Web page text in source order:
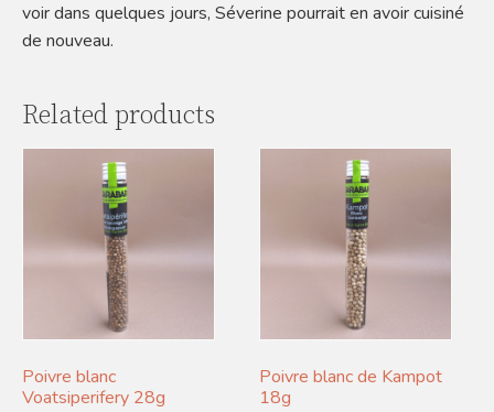
voir dans quelques jours, Séverine pourrait en avoir cuisiné
de nouveau.
Related products
Poivre blanc
Voatsiperifery 28g
Poivre blanc de Kampot
18g